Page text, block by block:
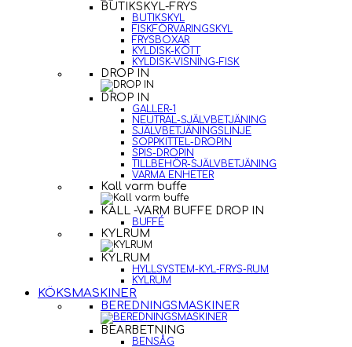
BUTIKSKYL-FRYS
BUTIKSKYL
FISKFÖRVARINGSKYL
FRYSBOXAR
KYLDISK-KÖTT
KYLDISK-VISNING-FISK
DROP IN
DROP IN
GALLER-1
NEUTRAL-SJÄLVBETJÄNING
SJÄLVBETJÄNINGSLINJE
SOPPKITTEL-DROPIN
SPIS-DROPIN
TILLBEHÖR-SJÄLVBETJÄNING
VARMA ENHETER
Kall varm buffe
KALL -VARM BUFFE DROP IN
BUFFÉ
KYLRUM
KYLRUM
HYLLSYSTEM-KYL-FRYS-RUM
KYLRUM
KÖKSMASKINER
BEREDNINGSMASKINER
BEARBETNING
BENSÅG